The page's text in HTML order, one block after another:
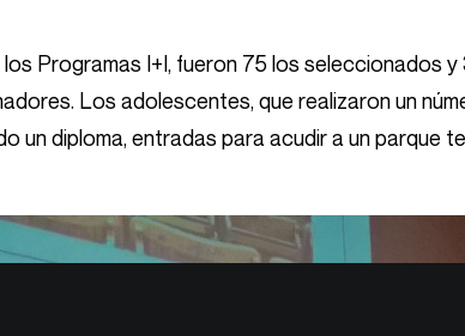
Programas I+I, fueron 75 los seleccionados
Los adolescentes, que realizaron un
un diploma, entradas para acudir a un parque